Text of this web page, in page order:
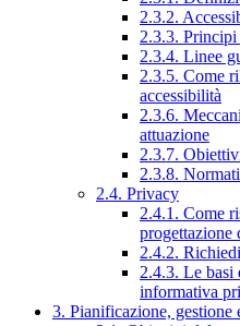
2.3.2.
2.3.3. Principi
2.3.4. Linee
2.3.5. Come
accessibilità
2.3.6.
attuazione
2.3.7.
2.3.8.
2.4. Privacy
2.4.1. Come
progettazione
2.4.2.
2.4.3. Le basi
informativa
3. Pianificazione, gestione